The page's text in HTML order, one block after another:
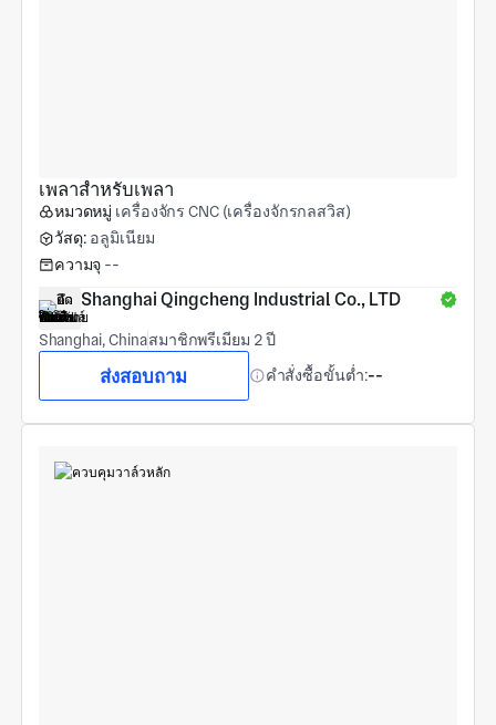
เพลาสำหรับเพลา
หมวดหมู่ เครื่องจักร CNC (เครื่องจักรกลสวิส)
วัสดุ: อลูมิเนียม
ความจุ --
Shanghai Qingcheng Industrial Co., LTD
Shanghai, Chinaสมาชิกพรีเมียม 2 ปี
ส่งสอบถาม คำสั่งซื้อขั้นต่ำ:--